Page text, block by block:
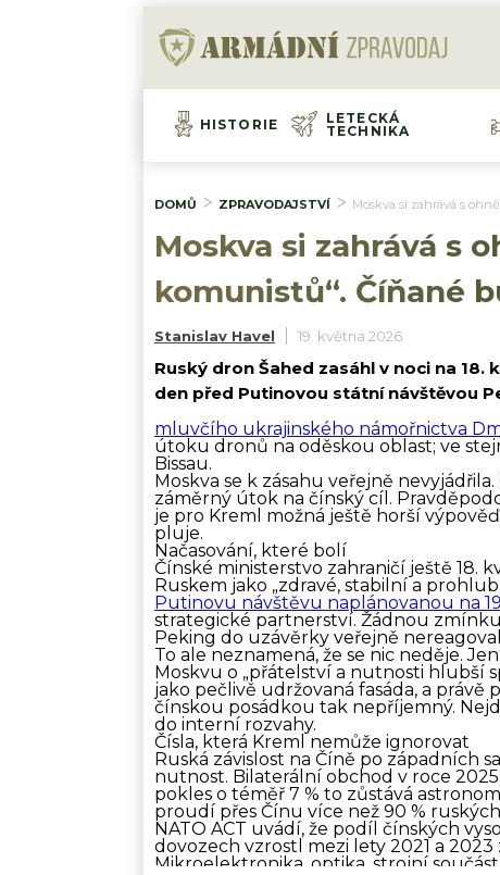
HISTORIE
LETECKÁ
TECHNIKA
DOMŮ ZPRAVODAJSTVÍ Moskva si zahrává s
Moskva si zahrává s
komunistů“. Číňané
Stanislav Havel 19. května 2026
Ruský dron Šahed zasáhl v noci na
den před Putinovou státní návštěvou
mluvčího ukrajinského námořnictva
útoku dronů na oděskou oblast; ve
Bissau.
Moskva se k zásahu veřejně
záměrný útok na čínský cíl.
je pro Kreml možná ještě horší
pluje.
Načasování, které bolí
Čínské ministerstvo zahraničí ještě 18.
Ruskem jako „zdravé, stabilní a
Putinovu návštěvu naplánovanou na
strategické partnerství. Žádnou
Peking do uzávěrky veřejně
To ale neznamená, že se nic neděje.
Moskvu o „přátelství a nutnosti hlubší
jako pečlivě udržovaná fasáda, a
čínskou posádkou tak nepříjemný.
do interní rozvahy.
Čísla, která Kreml nemůže ignorovat
Ruská závislost na Číně po západních
nutnost. Bilaterální obchod v roce
pokles o téměř 7 % to zůstává
proudí přes Čínu více než 90 %
NATO ACT uvádí, že podíl čínských
dovozech vzrostl mezi lety 2021 a 2023
Mikroelektronika, optika, strojní